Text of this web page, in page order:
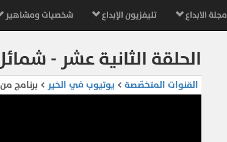
مجلة الابداع تليفزيون الإبداع شخصيات ومشاهير
الحلقة الثانية عشر -
القنوات المتخصّصة > يوتيوب في الخير > برنامج